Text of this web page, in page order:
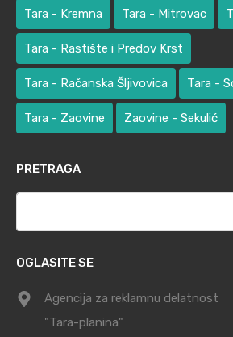
Tara - Kremna Tara - Mitrovac
Tara - Rastište i Predov Krst
Tara - Račanska Šljivovica Tara -
Tara - Zaovine Zaovine - Sekulić
PRETRAGA
OGLASITE SE
Agencija za reklamnu delatnost
"Tara-planina"